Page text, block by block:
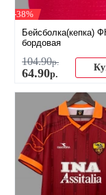
-38%
Бейсболка(кепка)
бордовая
104.90р.
64.90р.